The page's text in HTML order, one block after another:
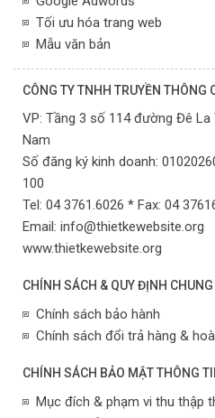
Tối ưu hóa trang web
Mẫu văn bản
CÔNG TY TNHH TRUYỀN THÔNG
VP: Tầng 3 số 114 đường Đê La
Nam
Số đăng ký kinh doanh:
100
Tel: 04 3761.6026 * Fax: 04
Email: info@thietkewebsite.org
www.thietkewebsite.org
CHÍNH SÁCH & QUY ĐỊNH CHUNG
Chính sách bảo hành
Chính sách đổi trả hàng &
CHÍNH SÁCH BẢO MẬT THÔNG
Mục đích & phạm vi thu thập